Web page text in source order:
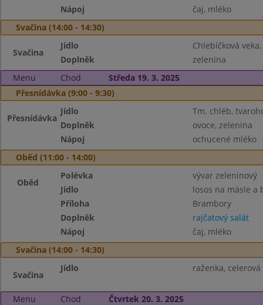
Nápoj
čaj, mléko
Svačina (14:00 - 14:30)
Svačina
Jídlo
Chlebíčková
Doplněk
zelenina
Menu
Chod
Středa 19. 3. 2025
Přesnídávka (9:00 - 9:30)
Přesnídávka
Jídlo
Tm. chléb,
Doplněk
ovoce, zelenina
Nápoj
ochucené mléko
Oběd (11:00 - 14:00)
Oběd
Polévka
vývar zeleninový
Jídlo
losos na másle a
Příloha
Brambory
Doplněk
rajčatový salát
Nápoj
čaj, mléko
Svačina (14:00 - 14:30)
Svačina
Jídlo raženka,
Menu Chod
Čtvrtek 20. 3. 2025